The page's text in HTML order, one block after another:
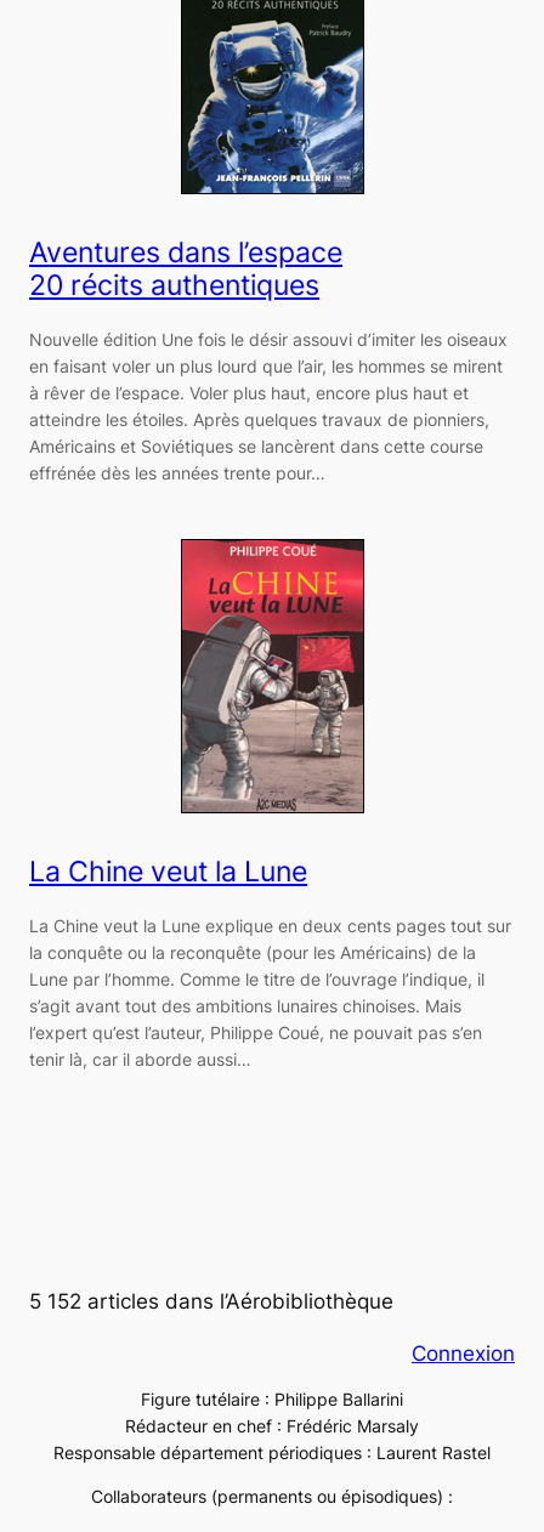
Aventures dans l’espace
20 récits authentiques
Nouvelle édition Une fois le désir assouvi d’imiter les oiseaux
en faisant voler un plus lourd que l’air, les hommes se mirent
à rêver de l’espace. Voler plus haut, encore plus haut et
atteindre les étoiles. Après quelques travaux de pionniers,
Américains et Soviétiques se lancèrent dans cette course
effrénée dès les années trente pour…
La Chine veut la Lune
La Chine veut la Lune explique en deux cents pages tout sur
la conquête ou la reconquête (pour les Américains) de la
Lune par l’homme. Comme le titre de l’ouvrage l’indique, il
s’agit avant tout des ambitions lunaires chinoises. Mais
l’expert qu’est l’auteur, Philippe Coué, ne pouvait pas s’en
tenir là, car il aborde aussi…
5 152 articles dans l’Aérobibliothèque
Connexion
Figure tutélaire : Philippe Ballarini
Rédacteur en chef : Frédéric Marsaly
Responsable département périodiques : Laurent Rastel
Collaborateurs (permanents ou épisodiques) :